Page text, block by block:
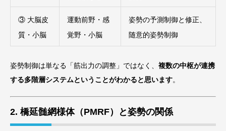
③ 大脳皮
質・小脳
運動前野・感
覚野・小脳
姿勢の予測制御と修正、
随意的姿勢制御
姿勢制御は単なる「筋出力の調整」ではなく、 複数の中枢が連携
する多階層システムということがわかると思います。
2. 橋延髄網様体（PMRF）と姿勢の関係